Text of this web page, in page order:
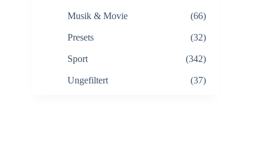
Musik & Movie (66)
Presets (32)
Sport (342)
Ungefiltert (37)